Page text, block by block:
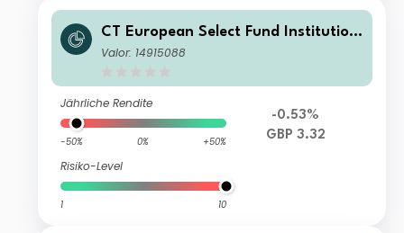
CT European Select Fund Institution
al Income GBP
Valor: 14915088
Jährliche Rendite
-50% 0% +50%
Risiko-Level
1 10
-0.53%
GBP 3.32